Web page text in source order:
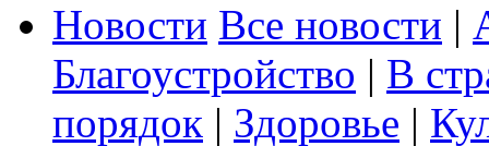
Новости Все новости |
Благоустройство | В
порядок | Здоровье |